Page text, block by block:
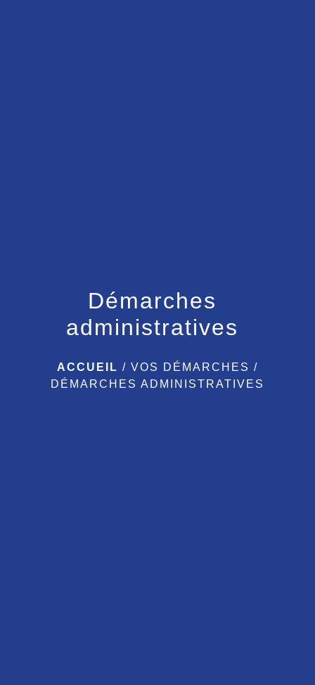
Démarches
administratives
ACCUEIL / VOS DÉMARCHES /
DÉMARCHES ADMINISTRATIVES